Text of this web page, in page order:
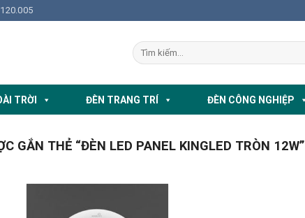
TRỜI ĐÈN TRANG TRÍ ĐÈN CÔNG NGHIỆP
GẮN THẺ “ĐÈN LED PANEL KINGLED TRÒN 12W”